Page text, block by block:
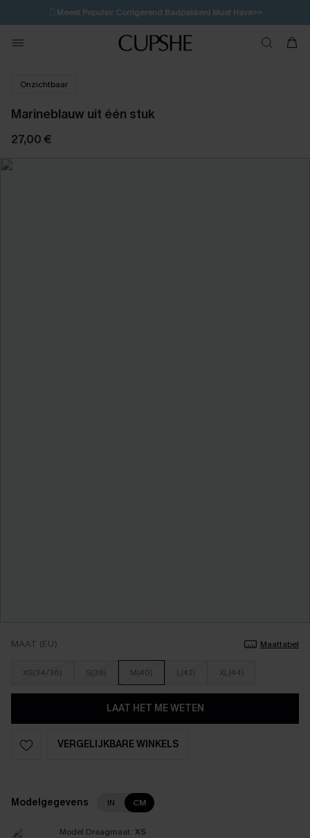
🩱Meest Populair Corrigerend Badpakken| Must Have>>
💌Abonneer je & ontvang tot 15% korting>>
Koop 3, krijg 15% korting | CODE: SW15 1D:7H:20M:25S
Onzichtbaar
Marineblauw uit één stuk
27,00 €
MAAT (EU) Maattabel
XS(34/36) S(38) M(40) L(42) XL(44)
LAAT HET ME WETEN
VERGELIJKBARE WINKELS
Modelgegevens IN CM
Model Draagmaat: XS